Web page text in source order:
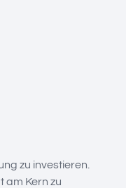
zu investieren.
am Kern zu